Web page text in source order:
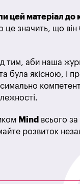
цей матеріал до
це значить, що він
аби наша
була якісною, і
Mind всього
розвиток